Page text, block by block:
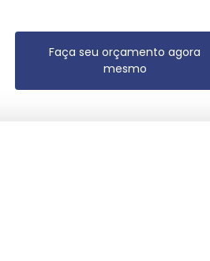
Faça seu orçamento agora
mesmo